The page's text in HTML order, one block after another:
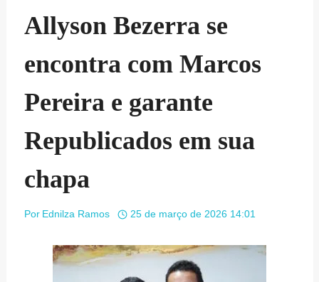
Allyson Bezerra se
encontra com Marcos
Pereira e garante
Republicados em sua
chapa
Por Ednilza Ramos 25 de março de 2026 14:01